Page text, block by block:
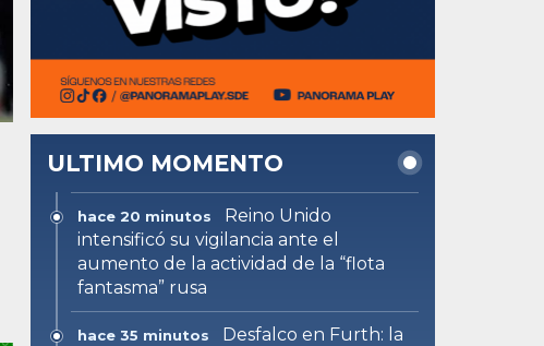
ULTIMO MOMENTO
hace 20 minutos
Reino Unido
intensificó su vigilancia ante el
aumento de la actividad de la “flota
fantasma” rusa
hace 35 minutos
Desfalco en Furth: la